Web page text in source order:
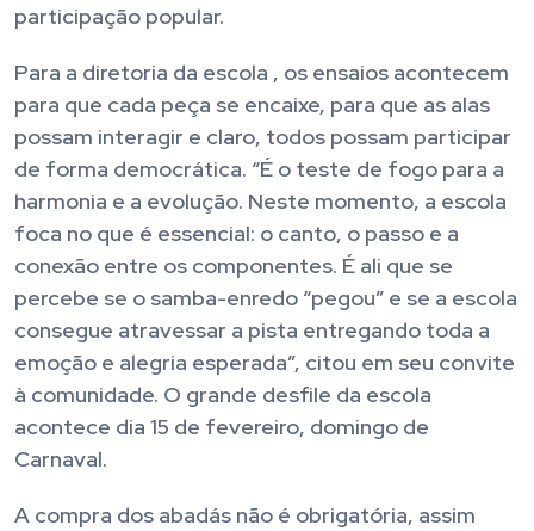
participação popular.
Para a diretoria da escola , os ensaios acontecem
para que cada peça se encaixe, para que as alas
possam interagir e claro, todos possam participar
de forma democrática. “É o teste de fogo para a
harmonia e a evolução. Neste momento, a escola
foca no que é essencial: o canto, o passo e a
conexão entre os componentes. É ali que se
percebe se o samba-enredo “pegou” e se a escola
consegue atravessar a pista entregando toda a
emoção e alegria esperada”, citou em seu convite
à comunidade. O grande desfile da escola
acontece dia 15 de fevereiro, domingo de
Carnaval.
A compra dos abadás não é obrigatória, assim